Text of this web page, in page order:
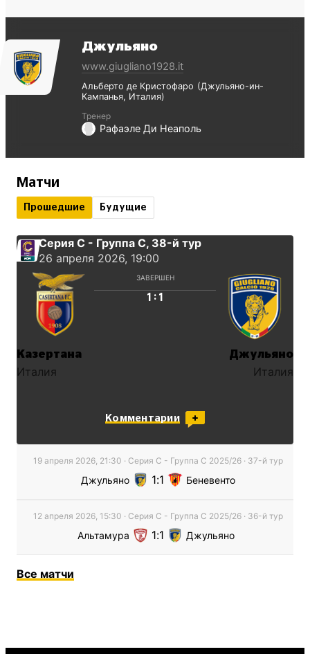
Джульяно
www.giugliano1928.it
Альберто де Кристофаро
Джульяно-ин-
Кампанья Италия
Тренер
Рафаэле Ди Неаполь
Матчи
Прошедшие Будущие
Серия С - Группа C, 38-й тур
26 апреля 2026, 19:00
ЗАВЕРШЕН
1 : 1
Казертана
Италия
Джульяно
Италия
Комментарии
19 апреля 2026, 21:30 · Серия С - Группа C 2025/26· 37-й тур
Джульяно 1 1 Беневенто
12 апреля 2026, 15:30 · Серия С - Группа C 2025/26· 36-й тур
Альтамура 1 1 Джульяно
Все матчи